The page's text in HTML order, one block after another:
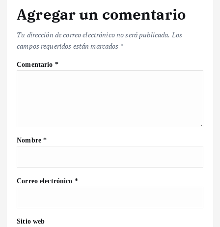
Agregar un comentario
Tu dirección de correo electrónico no será publicada. Los
campos requeridos están marcados *
Comentario *
Nombre*
Correo electrónico *
Sitio web